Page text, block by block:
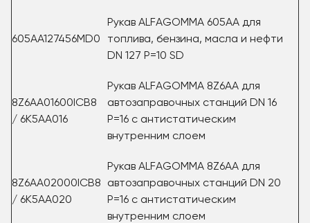
605AA127456MD0
Рукав ALFAGOMMA 605AA для
топлива, бензина, масла и нефти
DN 127 P=10 SD
8Z6AA01600ICB8
/ 6K5AA016
Рукав ALFAGOMMA 8Z6AA для
автозаправочных станций DN 16
Р=16 с антистатическим
внутренним слоем
8Z6AA02000ICB8
/ 6K5AA020
Рукав ALFAGOMMA 8Z6AA для
автозаправочных станций DN 20
Р=16 с антистатическим
внутренним слоем